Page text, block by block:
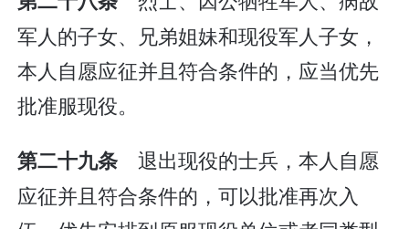
军人的子女、兄弟姐妹和现役军人子女，
本人自愿应征并且符合条件的，应当优先
批准服现役。
第二十九条 退出现役的士兵，本人自愿
应征并且符合条件的，可以批准再次入